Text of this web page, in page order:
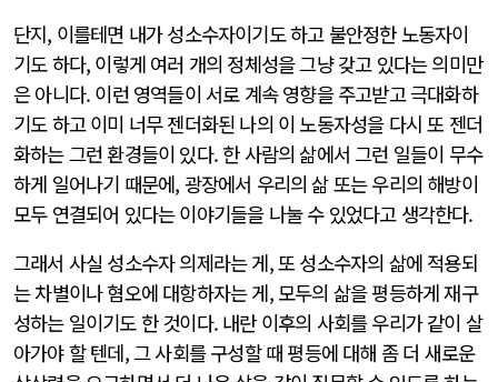
단지, 이를테면 내가 성소수자이기도 하고 불안정한 노동자이
기도 하다, 이렇게 여러 개의 정체성을 그냥 갖고 있다는 의미만
은 아니다. 이런 영역들이 서로 계속 영향을 주고받고 극대화하
기도 하고 이미 너무 젠더화된 나의 이 노동자성을 다시 또 젠더
화하는 그런 환경들이 있다. 한 사람의 삶에서 그런 일들이 무수
하게 일어나기 때문에, 광장에서 우리의 삶 또는 우리의 해방이
모두 연결되어 있다는 이야기들을 나눌 수 있었다고 생각한다.
그래서 사실 성소수자 의제라는 게, 또 성소수자의 삶에 적용되
는 차별이나 혐오에 대항하자는 게, 모두의 삶을 평등하게 재구
성하는 일이기도 한 것이다. 내란 이후의 사회를 우리가 같이 살
아가야 할 텐데, 그 사회를 구성할 때 평등에 대해 좀 더 새로운